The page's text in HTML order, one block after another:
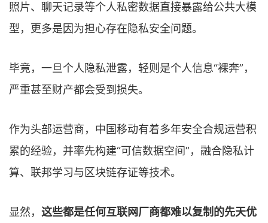
照片、聊天记录等个人私密数据直接暴露给公共大模
型，更多是因为担心存在隐私安全问题。
毕竟，一旦个人隐私泄露，轻则是个人信息“裸奔”，
严重甚至财产都会受到损失。
作为头部运营商，中国移动有着多年安全合规运营积
累的经验，并率先构建“可信数据空间”，融合隐私计
算、联邦学习与区块链存证等技术。
显然， 这些都是任何互联网厂商都难以复制的先天优